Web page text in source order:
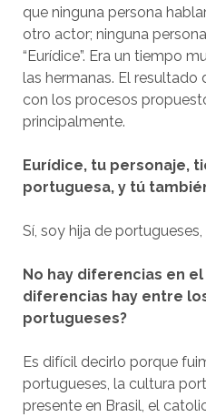
que ninguna persona
otro actor; ninguna
“Eurídice”. Era un tiempo
las hermanas. El resultado
con los procesos
principalmente.
Eurídice, tu personaje,
portuguesa, y tú
Sí, soy hija de
No hay diferencias en
diferencias hay entre
portugueses?
Es difícil decirlo porque
portugueses, la cultura
presente en Brasil, el